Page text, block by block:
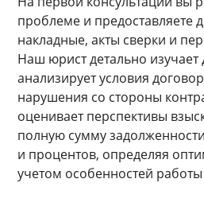
проблеме и предоставляете
накладные, акты сверки и
Наш юрист детально изучает
анализирует условия
нарушения со стороны
оценивает перспективы
полную сумму
и процентов, определяя
учетом особенностей